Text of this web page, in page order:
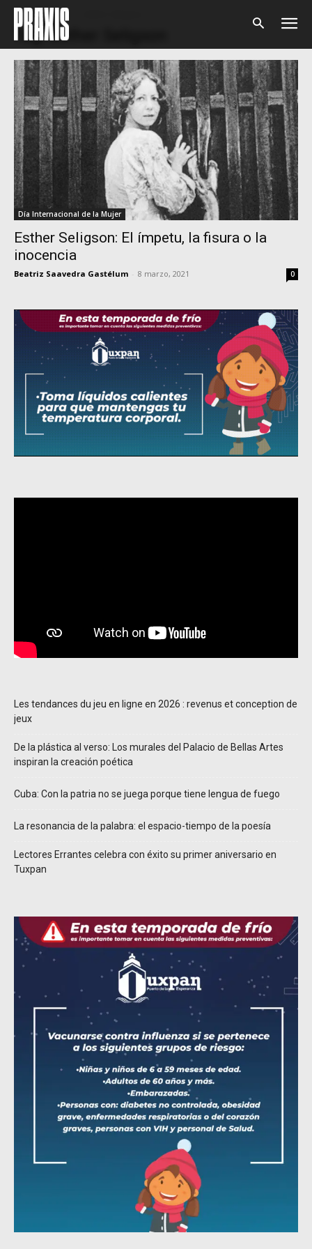
Home Tags
Tag: Esther Seligson
Día Internacional de la Mujer
Esther Seligson: El ímpetu, la fisura o la
inocencia
Beatriz Saavedra Gastélum 8 marzo, 2021 0
Les tendances du jeu en ligne en 2026 : revenus et conception de
jeux
De la plástica al verso: Los murales del Palacio de Bellas Artes
inspiran la creación poética
Cuba: Con la patria no se juega porque tiene lengua de fuego
La resonancia de la palabra: el espacio-tiempo de la poesía
Lectores Errantes celebra con éxito su primer aniversario en
Tuxpan